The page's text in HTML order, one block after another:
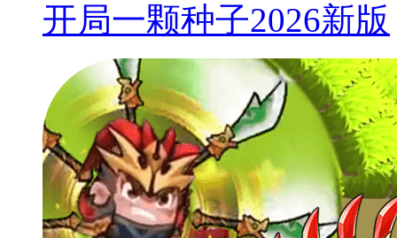
开局一颗种子2026新版